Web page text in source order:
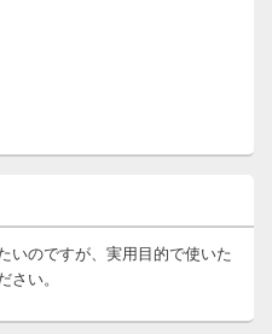
いのですが、実用目的で使いた
さい。